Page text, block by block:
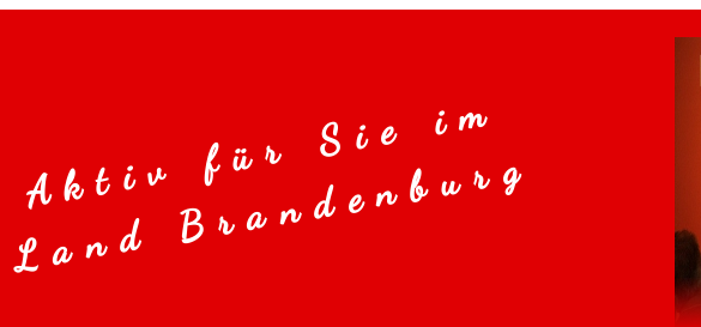
Aktiv für Sie im
Land Brandenburg